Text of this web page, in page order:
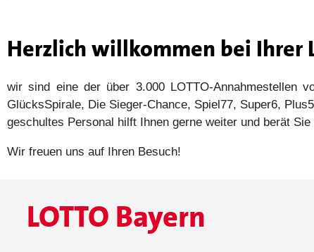
Herzlich willkommen bei Ihrer
wir sind eine der über 3.000 LOTTO-Annahmestellen
GlücksSpirale, Die Sieger-Chance, Spiel77, Super6,
geschultes Personal hilft Ihnen gerne weiter und berät
Wir freuen uns auf Ihren Besuch!
LOTTO Bayern